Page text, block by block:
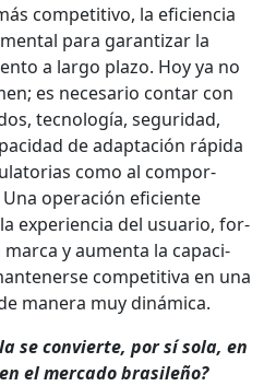
com­pet­i­ti­vo, la efi­cien­cia
para garan­ti­zar la
a largo pla­zo. Hoy ya no
es nece­sario con­tar con
tec­nología, seguri­dad,
de adaptación ráp­i­da
como al com­por­
operación efi­ciente
expe­ri­en­cia del usuario, for­
y aumen­ta la capaci­
com­pet­i­ti­va en una
man­era muy dinámi­ca.
se con­vierte, por sí sola, en
el mer­ca­do brasileño?